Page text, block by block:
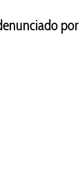
por